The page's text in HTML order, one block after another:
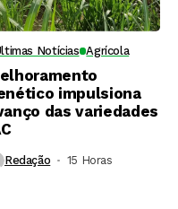
Notícias Agrícola
impulsiona
das variedades
Redação 15 Horas ⁮